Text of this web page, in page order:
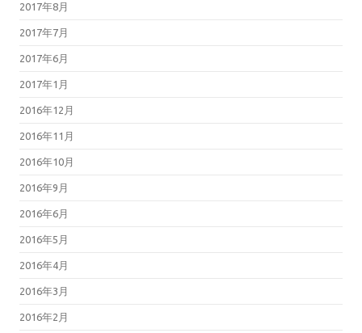
2017年8月
2017年7月
2017年6月
2017年1月
2016年12月
2016年11月
2016年10月
2016年9月
2016年6月
2016年5月
2016年4月
2016年3月
2016年2月